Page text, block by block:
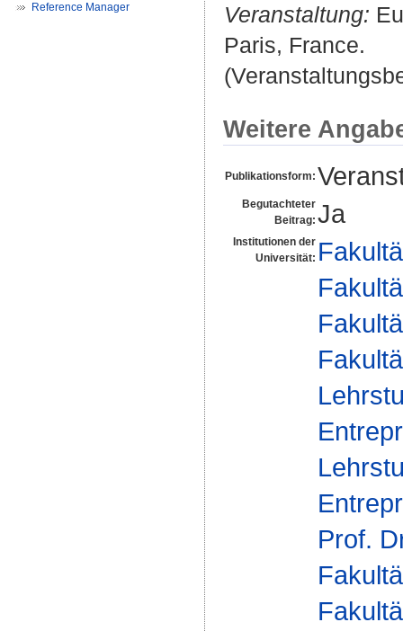
Reference Manager
Veranstaltung:
Paris, France.
Weitere
Publikationsform:
Begutachteter
Beitrag: Ja
Institutionen der
Universität:
Prof.